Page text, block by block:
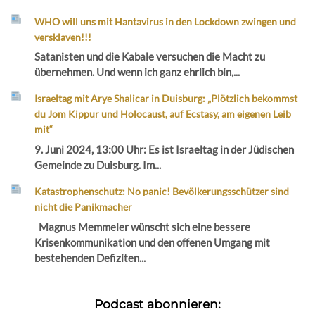
WHO will uns mit Hantavirus in den Lockdown zwingen und
versklaven!!!
Satanisten und die Kabale versuchen die Macht zu
übernehmen. Und wenn ich ganz ehrlich bin,...
Israeltag mit Arye Shalicar in Duisburg: „Plötzlich bekommst
du Jom Kippur und Holocaust, auf Ecstasy, am eigenen Leib
mit“
9. Juni 2024, 13:00 Uhr: Es ist Israeltag in der Jüdischen
Gemeinde zu Duisburg. Im...
Katastrophenschutz: No panic! Bevölkerungsschützer sind
nicht die Panikmacher
Magnus Memmeler wünscht sich eine bessere
Krisenkommunikation und den offenen Umgang mit
bestehenden Defiziten...
Podcast abonnieren: